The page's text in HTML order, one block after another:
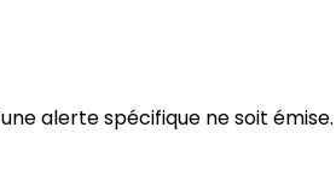
alerte spécifique ne soit émise.